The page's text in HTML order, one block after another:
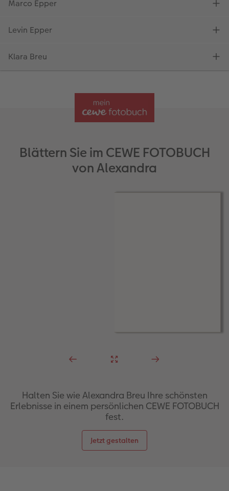
Blättern Sie im CEWE FOTOBUCH
von Alexandra
Halten Sie wie Alexandra Breu Ihre schönsten
Erlebnisse in einem persönlichen CEWE FOTOBUCH
fest.
Jetzt gestalten